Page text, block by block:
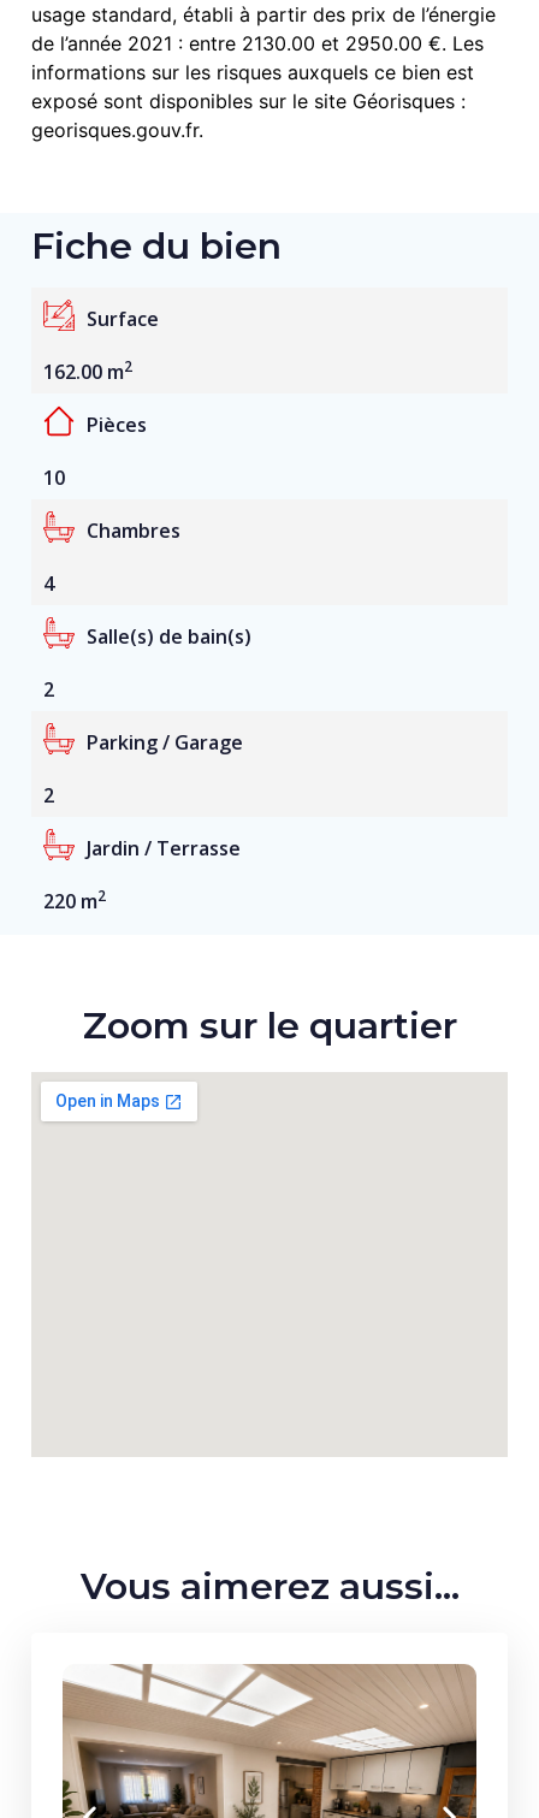
usage standard, établi à partir des prix de l’énergie
de l’année 2021 : entre 2130.00 et 2950.00 €. Les
informations sur les risques auxquels ce bien est
exposé sont disponibles sur le site Géorisques :
georisques.gouv.fr.
Fiche du bien
Surface
162.00 m2
Pièces
10
Chambres
4
Salle(s) de bain(s)
2
Parking / Garage
2
Jardin / Terrasse
220 m2
Zoom sur le quartier
Vous aimerez aussi...